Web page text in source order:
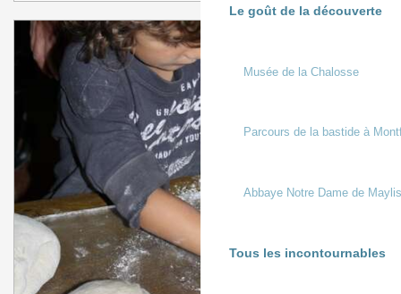
Le goût de la découverte
Musée de la Chalosse
Parcours de la bastide à
Abbaye Notre Dame de Maylis
Tous les incontournables